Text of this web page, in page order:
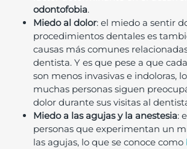
odontofobia.
Miedo al dolor: el miedo a sentir
procedimientos dentales es
causas más comunes
dentista. Y es que pese a que
son menos invasivas e indoloras,
muchas personas siguen
dolor durante sus visitas al
Miedo a las agujas y la anestesia:
personas que experimentan un
las agujas, lo que se conoce como